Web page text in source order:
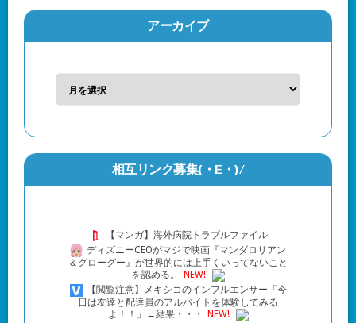
アーカイブ
相互リンク募集(・Ε・)/
【マンガ】海外病院トラブルファイル
ディズニーCEOがマジで映画『マンダロリアン
＆グローグー』が世界的には上手くいってないこと
を認める。
NEW!
【閲覧注意】メキシコのインフルエンサー「今
日は友達と配達員のアルバイトを体験してみる
よ！！」←結果・・・
NEW!